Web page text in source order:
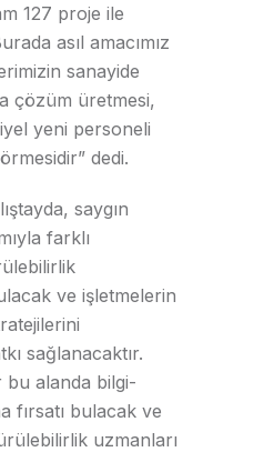
127 proje ile
asıl amacımız
sanayide
çözüm üretmesi,
yeni personeli
dedi.
saygın
farklı
ve işletmelerin
sağlanacaktır.
bu alanda bilgi-
fırsatı bulacak ve
uzmanları